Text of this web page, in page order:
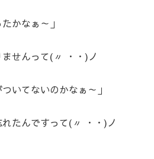
かなぁ～」
せんって(〃 ・・)ノ
いてないのかなぁ～」
たんですって(〃 ・・)ノ